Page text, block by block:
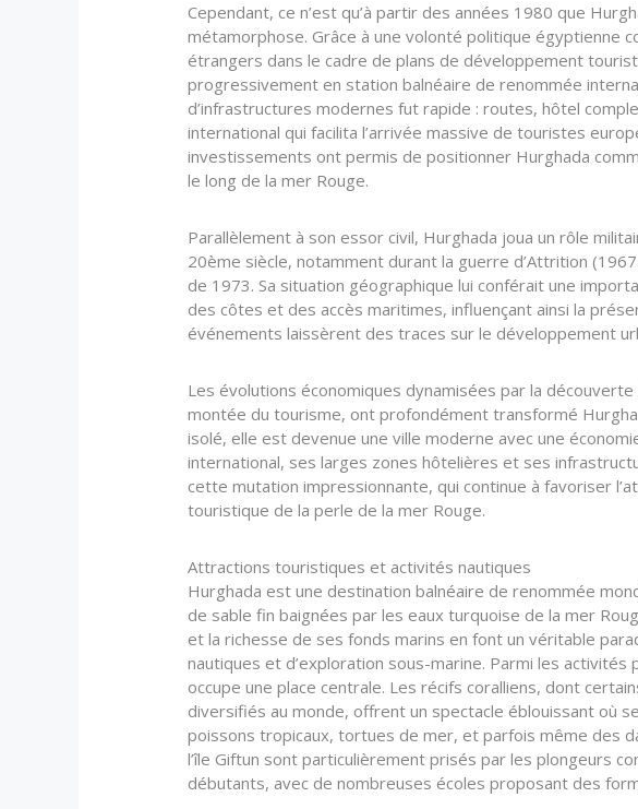
Cependant, ce n’est qu’à partir des années 1980 que
métamorphose. Grâce à une volonté politique égyptienne
étrangers dans le cadre de plans de développement
progressivement en station balnéaire de renommée
d’infrastructures modernes fut rapide : routes, hôtel
international qui facilita l’arrivée massive de touristes
investissements ont permis de positionner Hurghada
le long de la mer Rouge.
Parallèlement à son essor civil, Hurghada joua un rôle
20ème siècle, notamment durant la guerre d’Attrition
de 1973. Sa situation géographique lui conférait une
des côtes et des accès maritimes, influençant ainsi la
événements laissèrent des traces sur le développement
Les évolutions économiques dynamisées par la
montée du tourisme, ont profondément transformé
isolé, elle est devenue une ville moderne avec une
international, ses larges zones hôtelières et ses
cette mutation impressionnante, qui continue à favoriser
touristique de la perle de la mer Rouge.
Attractions touristiques et activités nautiques
Hurghada est une destination balnéaire de renommée
de sable fin baignées par les eaux turquoise de la mer
et la richesse de ses fonds marins en font un véritable
nautiques et d’exploration sous-marine. Parmi les activités
occupe une place centrale. Les récifs coralliens, dont
diversifiés au monde, offrent un spectacle éblouissant où
poissons tropicaux, tortues de mer, et parfois même des
l’île Giftun sont particulièrement prisés par les plongeurs
débutants, avec de nombreuses écoles proposant des